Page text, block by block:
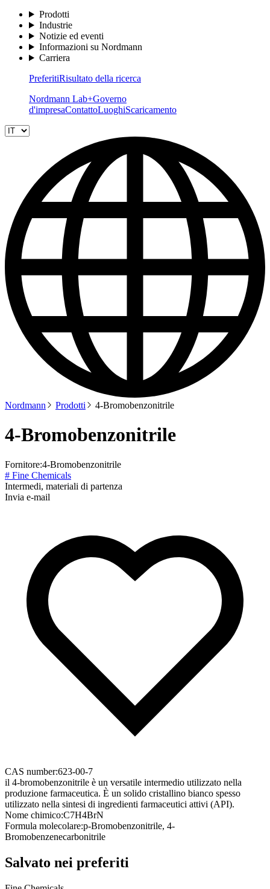
Prodotti
Industrie
Notizie ed eventi
Informazioni su Nordmann
Carriera
PreferitiRisultato della ricerca
Nordmann Lab+Governo
d'impresaContattoLuoghiScaricamento
Nordmann Prodotti 4-Bromobenzonitrile
4-Bromobenzonitrile
Fornitore:4-Bromobenzonitrile
# Fine Chemicals
Intermedi, materiali di partenza
Invia e-mail
CAS number:623-00-7
il 4-bromobenzonitrile è un versatile intermedio utilizzato nella
produzione farmaceutica. È un solido cristallino bianco spesso
utilizzato nella sintesi di ingredienti farmaceutici attivi (API).
Nome chimico:C7H4BrN
Formula molecolare:p-Bromobenzonitrile, 4-
Bromobenzenecarbonitrile
Salvato nei preferiti